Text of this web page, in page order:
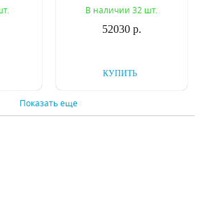
В наличии 32 шт.
52030 р.
КУПИТЬ
Показать еще